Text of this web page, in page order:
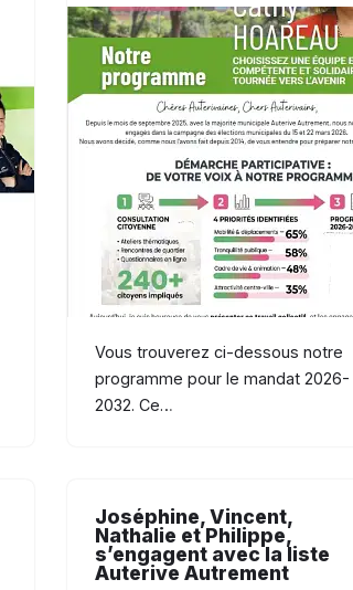
Vous trouverez ci-dessous notre
programme pour le mandat 2026-
2032. Ce…
Joséphine, Vincent,
Nathalie et Philippe,
s’engagent avec la liste
Auterive Autrement